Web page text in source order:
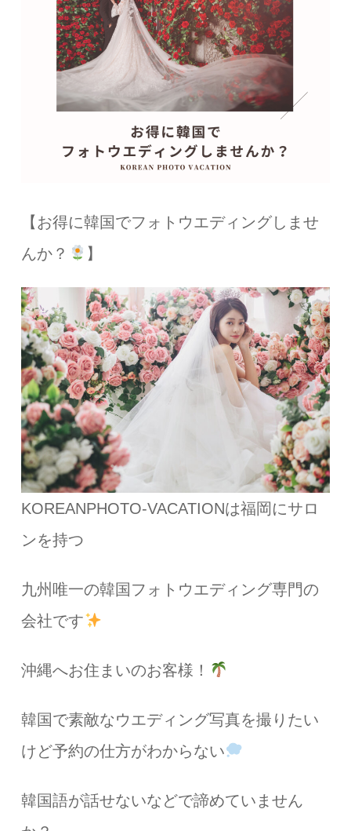
【お得に韓国でフォトウエディングしませ
んか？
】
KOREANPHOTO-VACATIONは福岡にサロ
ンを持つ
九州唯一の韓国フォトウエディング専門の
会社です
沖縄へお住まいのお客様！
韓国で素敵なウエディング写真を撮りたい
けど予約の仕方がわからない
韓国語が話せないなどで諦めていません